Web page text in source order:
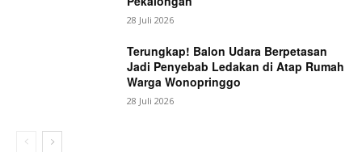
28 Juli 2026
Terungkap! Balon Udara Berpetasan
Jadi Penyebab Ledakan di Atap Rumah
Warga Wonopringgo
28 Juli 2026